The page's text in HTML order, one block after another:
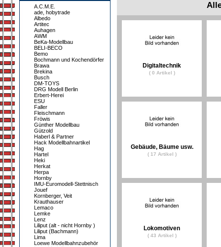
A.C.M.E.
ade, hobytrade
Albedo
Artitec
Auhagen
AWM
BeKa-Modellbau
BELI-BECO
Bemo
Bochmann und Kochendörfer
Brawa
Brekina
Busch
DM-TOYS
DRG Modell Berlin
Erbert-Herei
ESU
Faller
Fleischmann
Fröwis
Günther Modellbau
Gützold
Haberl & Partner
Hack Modellbahnartikel
Hag
Hartel
Heki
Herkat
Herpa
Hornby
IMU-Euromodell-Stettnisch
Jouef
Kornberger, Veit
Krauthauser
Lemaco
Lemke
Lenz
Liliput (alt - nicht Hornby )
Liliput (Bachmann)
Lima
Loewe Modellbahnzubehör
Digitaltechnik
( 0 Artikel )
Gebäude, Bäume usw.
( 17 Artikel )
Lokomotiven
( 43 Artikel )